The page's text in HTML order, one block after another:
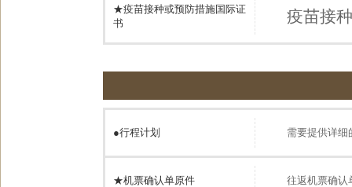
★疫苗接种或预防措施国际证
书
疫苗接
●行程计划 需要提供详细
★机票确认单原件 往返机票确认